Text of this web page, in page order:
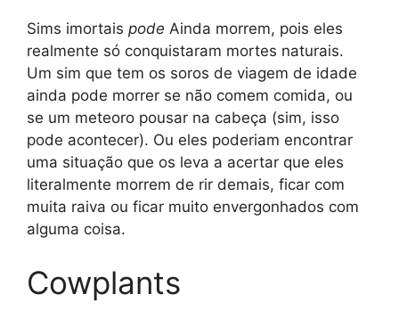
Sims imortais pode Ainda morrem, pois eles
realmente só conquistaram mortes naturais.
Um sim que tem os soros de viagem de idade
ainda pode morrer se não comem comida, ou
se um meteoro pousar na cabeça (sim, isso
pode acontecer). Ou eles poderiam encontrar
uma situação que os leva a acertar que eles
literalmente morrem de rir demais, ficar com
muita raiva ou ficar muito envergonhados com
alguma coisa.
Cowplants